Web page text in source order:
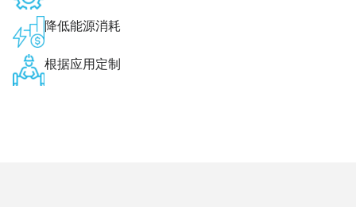
降低能源消耗
根据应用定制